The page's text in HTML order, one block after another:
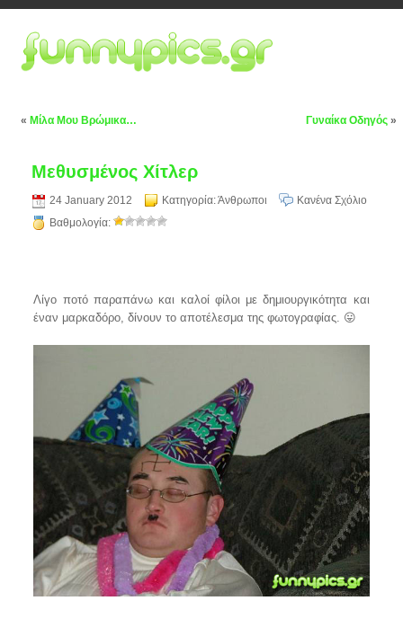
« Μίλα Μου Βρώμικα… Γυναίκα Οδηγός »
Μεθυσμένος Χίτλερ
24 January 2012 Κατηγορία:Άνθρωποι
Κανένα Σχόλιο
Βαθμολογία:
Λίγο ποτό παραπάνω και καλοί φίλοι με δημιουργικότητα και
έναν μαρκαδόρο, δίνουν το αποτέλεσμα της φωτογραφίας. 😛